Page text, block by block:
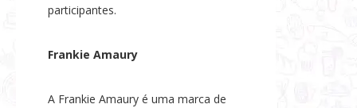
participantes.
Frankie Amaury
A Frankie Amaury é uma marca de